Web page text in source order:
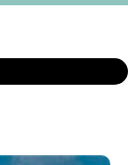
Page